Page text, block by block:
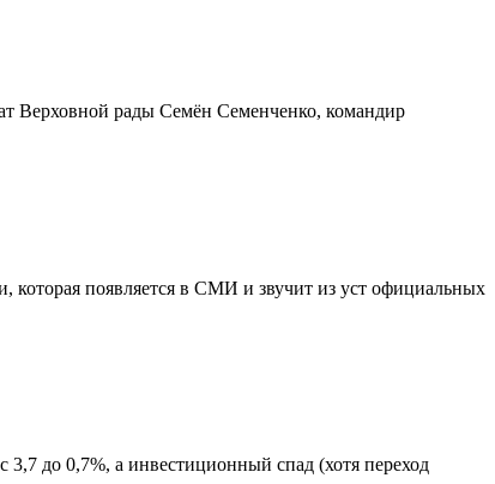
Верховной рады Семён Семенченко, командир
появляется в СМИ и звучит из уст официальных
до 0,7%, а инвестиционный спад (хотя переход